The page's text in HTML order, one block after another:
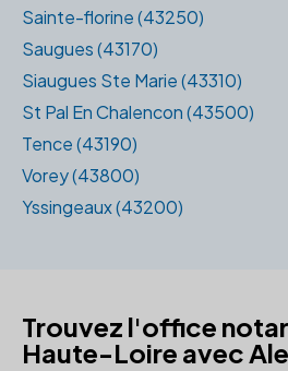
Sainte-florine (43250)
Saugues (43170)
Siaugues Ste Marie (43310)
St Pal En Chalencon (43500)
Tence (43190)
Vorey (43800)
Yssingeaux (43200)
Trouvez l'office
Haute-Loire avec